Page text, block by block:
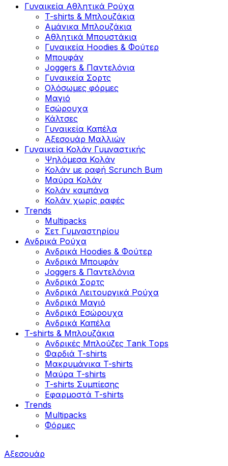
Γυναικεία Αθλητικά Ρούχα
T-shirts & Μπλουζάκια
Αμάνικα Μπλουζάκια
Aθλητικά Μπουστάκια
Γυναικεία Hoodies & Φούτερ
Μπουφάν
Joggers & Παντελόνια
Γυναικεία Σορτς
Ολόσωμες φόρμες
Μαγιό
Εσώρουχα
Κάλτσες
Γυναικεία Καπέλα
Αξεσουάρ Μαλλιών
Γυναικεία Κολάν Γυμναστικής
Ψηλόμεσα Κολάν
Κολάν με ραφή Scrunch Bum
Μαύρα Κολάν
Κολάν καμπάνα
Κολάν χωρίς ραφές
Trends
Multipacks
Σετ Γυμναστηρίου
Ανδρικά Ρούχα
Ανδρικά Hoodies & Φούτερ
Ανδρικά Μπουφάν
Joggers & Παντελόνια
Ανδρικά Σορτς
Ανδρικά Λειτουργικά Ρούχα
Ανδρικά Μαγιό
Ανδρικά Εσώρουχα
Ανδρικά Καπέλα
T-shirts & Μπλουζάκια
Ανδρικές Mπλούζες Τank Τops
Φαρδιά T-shirts
Μακρυμάνικα T-shirts
Μαύρα T-shirts
T-shirts Συμπίεσης
Εφαρμοστά T-shirts
Trends
Multipacks
Φόρμες
Αξεσουάρ